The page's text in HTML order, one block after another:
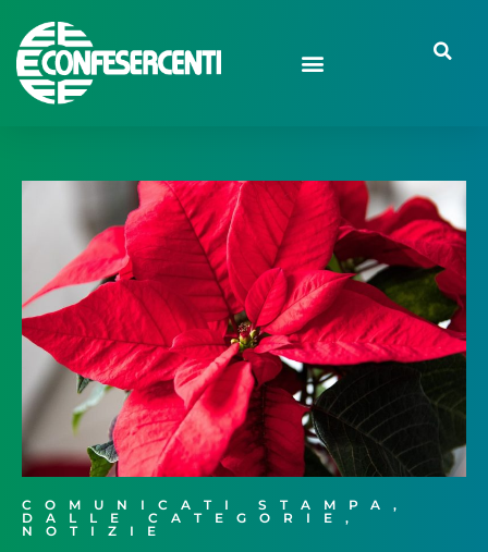
COMUNICATI STAMPA ,
DALLE CATEGORIE ,
NOTIZIE